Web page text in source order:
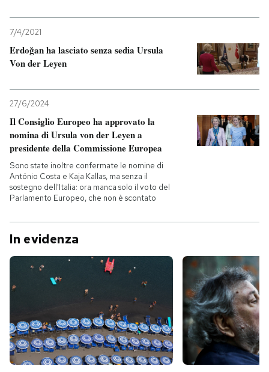
7/4/2021
Erdoğan ha lasciato senza sedia Ursula
Von der Leyen
27/6/2024
Il Consiglio Europeo ha approvato la
nomina di Ursula von der Leyen a
presidente della Commissione Europea
Sono state inoltre confermate le nomine di
António Costa e Kaja Kallas, ma senza il
sostegno dell'Italia: ora manca solo il voto del
Parlamento Europeo, che non è scontato
In evidenza